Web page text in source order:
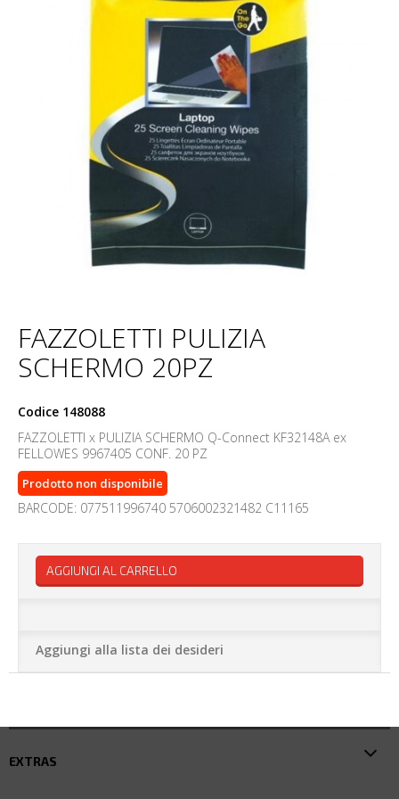
FAZZOLETTI PULIZIA
SCHERMO 20PZ
Codice 148088
FAZZOLETTI x PULIZIA SCHERMO Q-Connect KF32148A ex
FELLOWES 9967405 CONF. 20 PZ
Prodotto non disponibile
BARCODE: 077511996740 5706002321482 C11165
AGGIUNGI AL CARRELLO
Aggiungi alla lista dei desideri
EXTRAS